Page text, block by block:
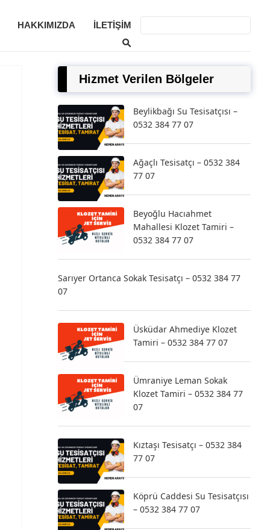
HAKKIMIZDA İLETIŞIM
Hizmet Verilen Bölgeler
Beylikbağı Su Tesisatçısı –
0532 384 77 07
Ağaçlı Tesisatçı – 0532 384
77 07
Beyoğlu Hacıahmet
Mahallesi Klozet Tamiri –
0532 384 77 07
Sarıyer Ortanca Sokak Tesisatçı – 0532 384 77
07
Üsküdar Ahmediye Klozet
Tamiri – 0532 384 77 07
Ümraniye Leman Sokak
Klozet Tamiri – 0532 384 77
07
Kıztaşı Tesisatçı – 0532 384
77 07
Köprü Caddesi Su Tesisatçısı
– 0532 384 77 07